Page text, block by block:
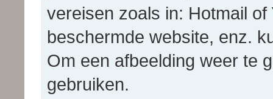
vereisen zoals in: Hotmail
beschermde website, enz.
Om een afbeelding weer te
gebruiken.